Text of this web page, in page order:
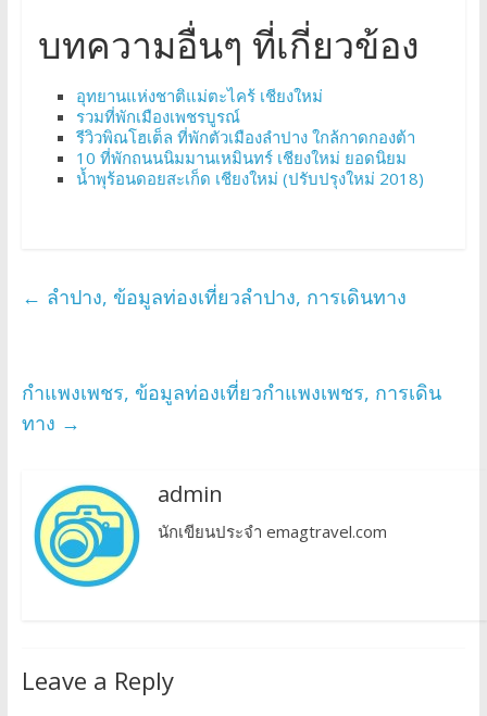
บทความอื่นๆ ที่เกี่ยวข้อง
อุทยานแห่งชาติแม่ตะไคร้ เชียงใหม่
รวมที่พักเมืองเพชรบูรณ์
รีวิวพิณโฮเต็ล ที่พักตัวเมืองลำปาง ใกล้กาดกองต้า
10 ที่พักถนนนิมมานเหมินทร์ เชียงใหม่ ยอดนิยม
น้ำพุร้อนดอยสะเก็ด เชียงใหม่ (ปรับปรุงใหม่ 2018)
← ลำปาง, ข้อมูลท่องเที่ยวลำปาง, การเดินทาง
กำแพงเพชร, ข้อมูลท่องเที่ยวกำแพงเพชร, การเดิน
ทาง →
admin
นักเขียนประจำ emagtravel.com
Leave a Reply